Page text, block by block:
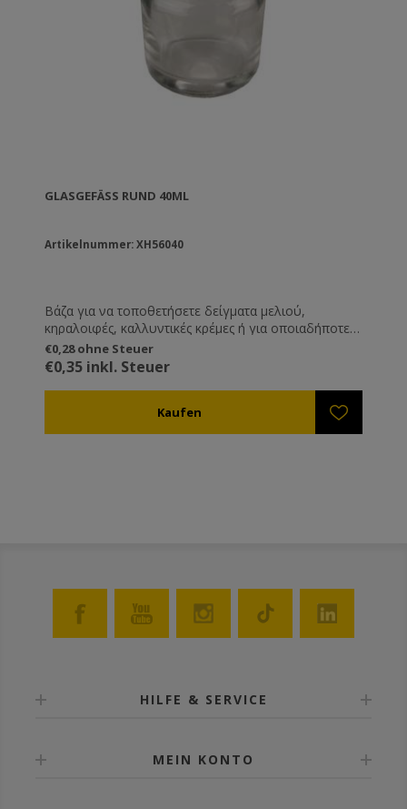
GLASGEFÄSS RUND 40ML
Artikelnummer: XH56040
Βάζα για να τοποθετήσετε δείγματα μελιού,
κηραλοιφές, καλλυντικές κρέμες ή για οποιαδήποτε
άλλη χρήση εσείς επιθυμείτε.
€0,28 ohne Steuer
€0,35 inkl. Steuer
HILFE & SERVICE
MEIN KONTO